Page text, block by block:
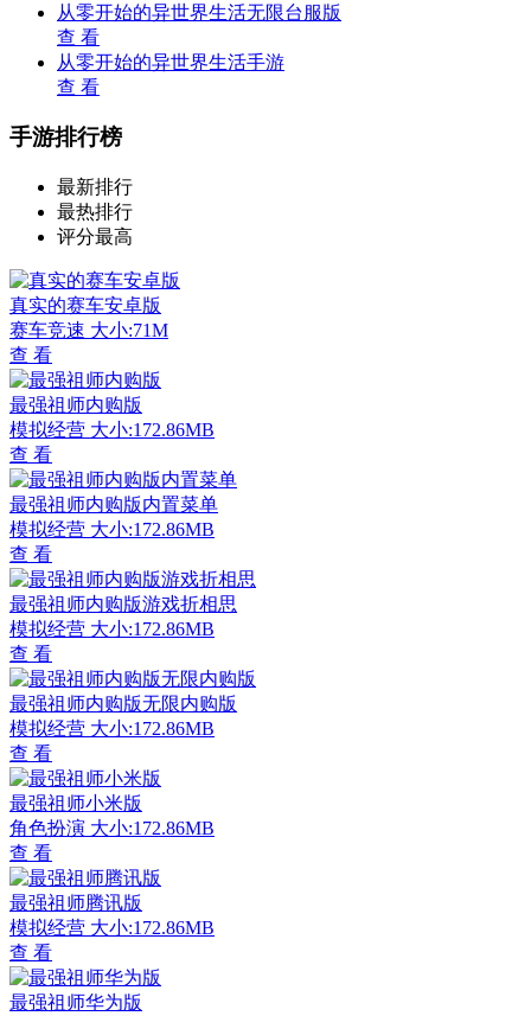
从零开始的异世界生活无限台服版
查 看
从零开始的异世界生活手游
查 看
手游排行榜
最新排行
最热排行
评分最高
真实的赛车安卓版
赛车竞速 大小:71M
查 看
最强祖师内购版
模拟经营 大小:172.86MB
查 看
最强祖师内购版内置菜单
模拟经营 大小:172.86MB
查 看
最强祖师内购版游戏折相思
模拟经营 大小:172.86MB
查 看
最强祖师内购版无限内购版
模拟经营 大小:172.86MB
查 看
最强祖师小米版
角色扮演 大小:172.86MB
查 看
最强祖师腾讯版
模拟经营 大小:172.86MB
查 看
最强祖师华为版